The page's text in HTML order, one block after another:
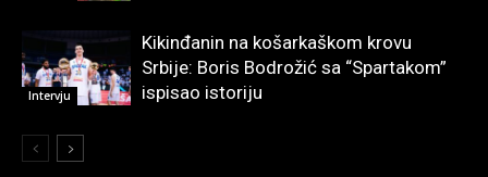
Intervju
Kikinđanin na košarkaškom krovu
Srbije: Boris Bodrožić sa “Spartakom”
ispisao istoriju